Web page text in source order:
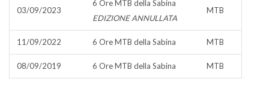
03/09/2023
6 Ore MTB della Sabina
EDIZIONE ANNULLATA
MTB
11/09/2022 6 Ore MTB della Sabina MTB
08/09/2019 6 Ore MTB della Sabina MTB